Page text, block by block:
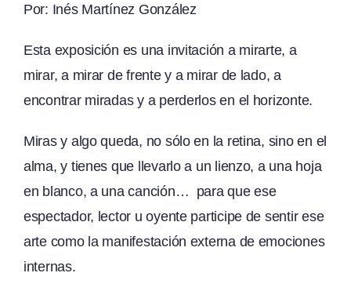
Por: Inés Martínez González
Esta exposición es una invitación a mirarte, a
mirar, a mirar de frente y a mirar de lado, a
encontrar miradas y a perderlos en el horizonte.
Miras y algo queda, no sólo en la retina, sino en el
alma, y tienes que llevarlo a un lienzo, a una hoja
en blanco, a una canción… para que ese
espectador, lector u oyente participe de sentir ese
arte como la manifestación externa de emociones
internas.